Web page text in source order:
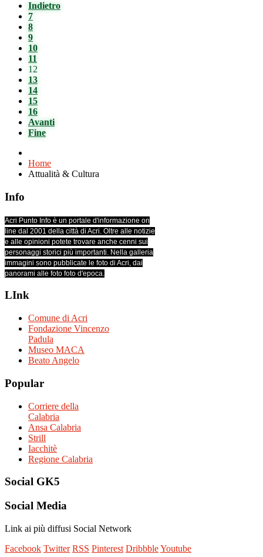
Indietro
7
8
9
10
11
12
13
14
15
16
Avanti
Fine
Home
Attualità & Cultura
Info
Acri Punto Info è un portale d'informazione on
line dal 2001 della città di Acri. Oltre alle notizie
e alle opinioni potete trovare anche cenni sui
personaggi storici più importanti. Nella galleria
immagini sono pubblicate le foto di Acri, dai
panorami alle foto foto d'epoca.
LInk
Comune di Acri
Fondazione Vincenzo
Padula
Museo MACA
Beato Angelo
Popular
Corriere della
Calabria
Ansa Calabria
Strill
Iacchitè
Regione Calabria
Social GK5
Social Media
Link ai più diffusi Social Network
Facebook Twitter RSS Pinterest DribbbleYoutube